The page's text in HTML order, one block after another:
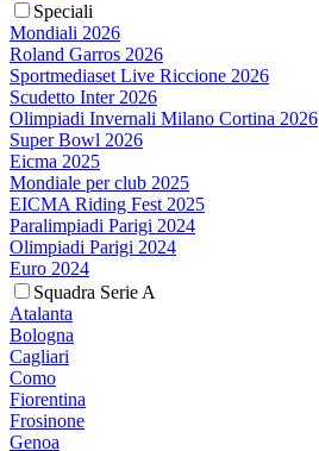
Speciali
Mondiali 2026
Roland Garros 2026
Sportmediaset Live Riccione 2026
Scudetto Inter 2026
Olimpiadi Invernali Milano Cortina 2026
Super Bowl 2026
Eicma 2025
Mondiale per club 2025
EICMA Riding Fest 2025
Paralimpiadi Parigi 2024
Olimpiadi Parigi 2024
Euro 2024
Squadra Serie A
Atalanta
Bologna
Cagliari
Como
Fiorentina
Frosinone
Genoa